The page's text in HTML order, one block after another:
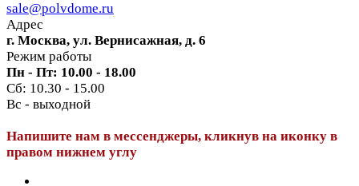
sale@polvdome.ru
Адрес
г. Москва, ул. Вернисажная, д. 6
Режим работы
Пн - Пт: 10.00 - 18.00
Сб: 10.30 - 15.00
Вс - выходной
Напишите нам в мессенджеры, кликнув на иконку в
правом нижнем углу